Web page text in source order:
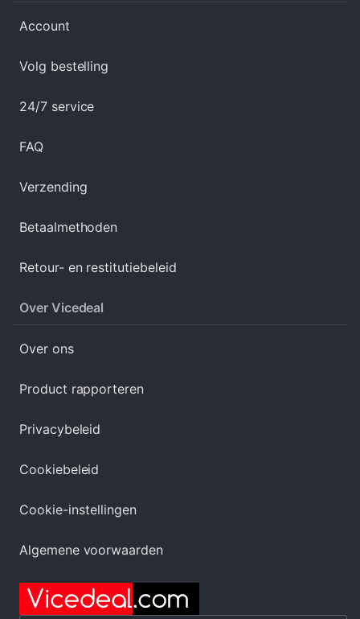
Account
Volg bestelling
24/7 service
FAQ
Verzending
Betaalmethoden
Retour- en restitutiebeleid
Over Vicedeal
Over ons
Product rapporteren
Privacybeleid
Cookiebeleid
Cookie-instellingen
Algemene voorwaarden